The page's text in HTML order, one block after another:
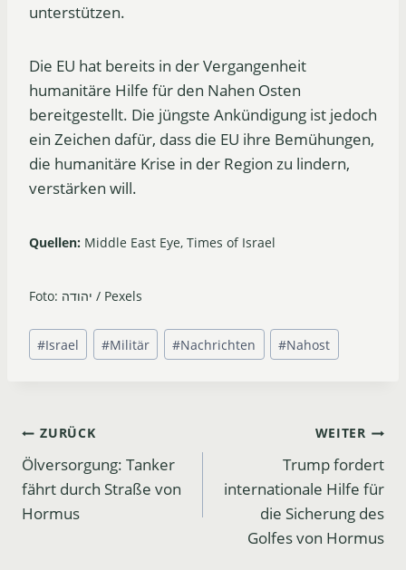
unterstützen.
Die EU hat bereits in der Vergangenheit
humanitäre Hilfe für den Nahen Osten
bereitgestellt. Die jüngste Ankündigung ist jedoch
ein Zeichen dafür, dass die EU ihre Bemühungen,
die humanitäre Krise in der Region zu lindern,
verstärken will.
Quellen: Middle East Eye, Times of Israel
Foto: יהודה / Pexels
Schlagworte:
#Israel #Militär #Nachrichten #Nahost
Beitrags-
Navigation
ZURÜCK
Ölversorgung: Tanker
fährt durch Straße von
Hormus
WEITER
Trump fordert
internationale Hilfe für
die Sicherung des
Golfes von Hormus